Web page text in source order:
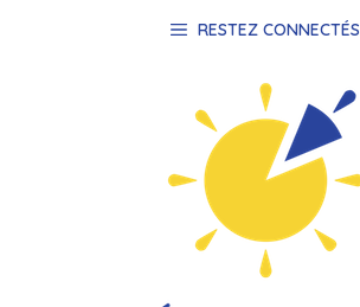
RESTEZ CONNECTÉS